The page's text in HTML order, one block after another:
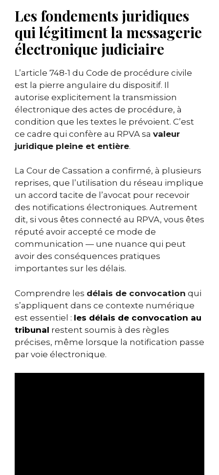
Les fondements juridiques
qui légitiment la messagerie
électronique judiciaire
L’article 748-1 du Code de procédure civile
est la pierre angulaire du dispositif. Il
autorise explicitement la transmission
électronique des actes de procédure, à
condition que les textes le prévoient. C’est
ce cadre qui confère au RPVA sa valeur
juridique pleine et entière.
La Cour de Cassation a confirmé, à plusieurs
reprises, que l’utilisation du réseau implique
un accord tacite de l’avocat pour recevoir
des notifications électroniques. Autrement
dit, si vous êtes connecté au RPVA, vous êtes
réputé avoir accepté ce mode de
communication — une nuance qui peut
avoir des conséquences pratiques
importantes sur les délais.
Comprendre les délais de convocation qui
s’appliquent dans ce contexte numérique
est essentiel : les délais de convocation au
tribunal restent soumis à des règles
précises, même lorsque la notification passe
par voie électronique.